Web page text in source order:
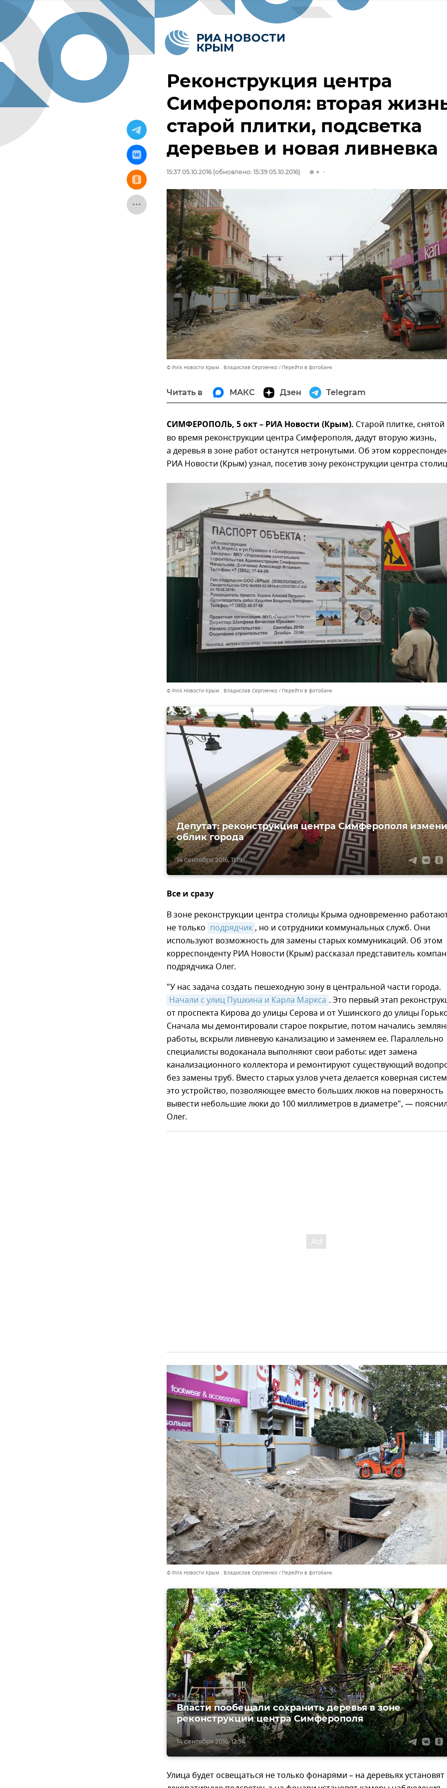
Реконструкция центра
Симферополя: вторая
старой плитки, подсветка
деревьев и новая ливневка
15:37 05.10.2016 (обновлено: 15:39 05.10.2016)
© РИА Новости Крым . Владислав Сергиенко Перейти в фотобанк
Читать в МАКС Дзен Telegram
СИМФЕРОПОЛЬ, 5 окт – РИА Новости (Крым). Старой плитке, снятой
во время реконструкции центра Симферополя, дадут вторую жизнь,
а деревья в зоне работ останутся нетронутыми. Об этом
РИА Новости (Крым) узнал, посетив зону реконструкции центра
© РИА Новости Крым . Владислав Сергиенко Перейти в фотобанк
14 сентября 2016, 11:19
Депутат: реконструкция центра Симферополя
облик города
Все и сразу
В зоне реконструкции центра столицы Крыма одновременно
не только подрядчик , но и сотрудники коммунальных служб. Они
используют возможность для замены старых коммуникаций. Об этом
корреспонденту РИА Новости (Крым) рассказал представитель
подрядчика Олег.
"У нас задача создать пешеходную зону в центральной части города.
Начали с улиц Пушкина и Карла Маркса . Это первый этап
от проспекта Кирова до улицы Серова и от Ушинского до улицы
Сначала мы демонтировали старое покрытие, потом начались
работы, вскрыли ливневую канализацию и заменяем ее. Параллельно
специалисты водоканала выполняют свои работы: идет замена
канализационного коллектора и ремонтируют существующий
без замены труб. Вместо старых узлов учета делается коверная
это устройство, позволяющее вместо больших люков на поверхность
вывести небольшие люки до 100 миллиметров в диаметре", —
Олег.
© РИА Новости Крым . Владислав Сергиенко Перейти в фотобанк
14 сентября 2016, 12:54
Власти пообещали сохранить деревья в зоне
реконструкции центра Симферополя
Улица будет освещаться не только фонарями – на деревьях установят